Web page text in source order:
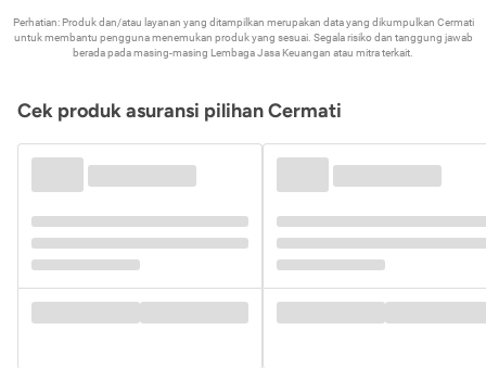
Perhatian: Produk dan/atau layanan yang ditampilkan merupakan data yang dikumpulkan Cermati
untuk membantu pengguna menemukan produk yang sesuai. Segala risiko dan tanggung jawab
berada pada masing-masing Lembaga Jasa Keuangan atau mitra terkait.
Cek produk asuransi pilihan Cermati